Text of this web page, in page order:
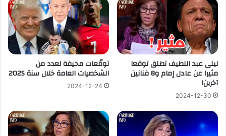
ليلى عبد اللطيف تطلق توقعا
مثيرا عن عادل إمام و8 فنانين
آخرين!
2024-12-30
توقّعات مخيفة لعدد من
الشخصيات العامة خلال سنة 2025
2024-12-24